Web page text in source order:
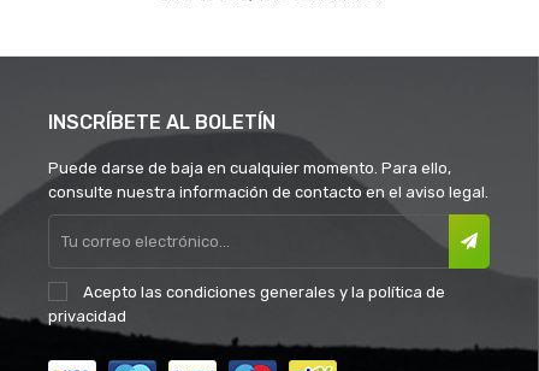
INSCRÍBETE AL BOLETÍN
Puede darse de baja en cualquier momento. Para ello,
consulte nuestra información de contacto en el aviso legal.
Acepto las condiciones generales y la política de
privacidad